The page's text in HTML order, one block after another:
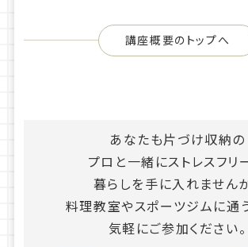
講座概要のトップへ
あなたも片づけ収納の
プロと一緒にストレスフリ
暮らしを手に入れません
料理教室やスポーツジムに通
気軽にご参加ください。